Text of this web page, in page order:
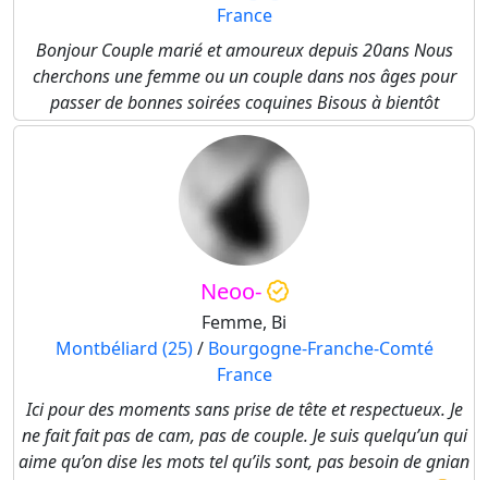
France
Bonjour Couple marié et amoureux depuis 20ans Nous
cherchons une femme ou un couple dans nos âges pour
passer de bonnes soirées coquines Bisous à bientôt
Neoo-
Femme, Bi
Montbéliard (25)/ Bourgogne-Franche-Comté
France
Ici pour des moments sans prise de tête et respectueux. Je
ne fait fait pas de cam, pas de couple. Je suis quelqu’un qui
aime qu’on dise les mots tel qu’ils sont, pas besoin de gnian